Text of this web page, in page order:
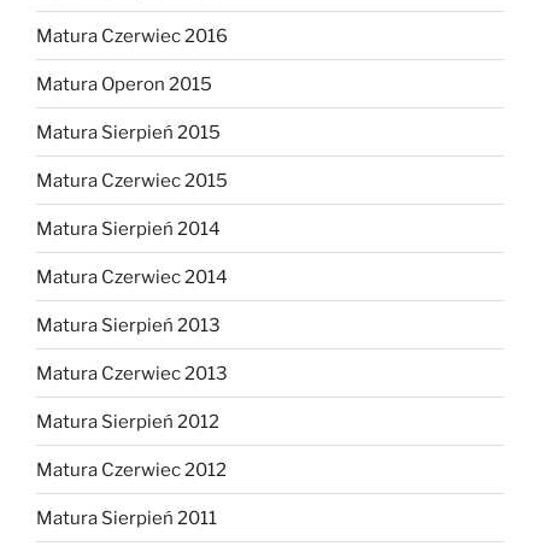
Matura Czerwiec 2016
Matura Operon 2015
Matura Sierpień 2015
Matura Czerwiec 2015
Matura Sierpień 2014
Matura Czerwiec 2014
Matura Sierpień 2013
Matura Czerwiec 2013
Matura Sierpień 2012
Matura Czerwiec 2012
Matura Sierpień 2011